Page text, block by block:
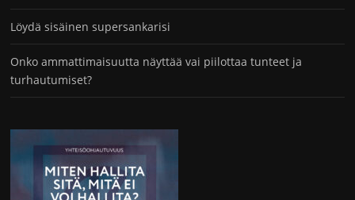
Löydä sisäinen supersankarisi
Onko ammattimaisuutta näyttää vai piilottaa tunteet ja
turhautumiset?